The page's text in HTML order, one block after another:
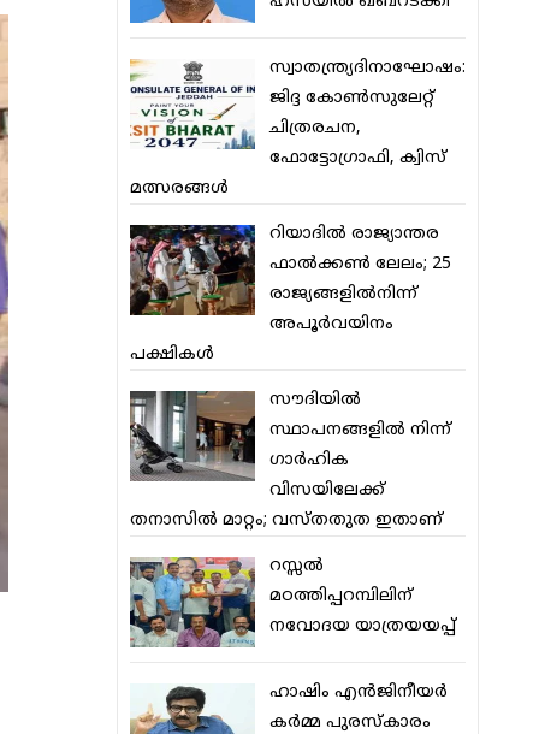
സ്വാതന്ത്ര്യദിനാഘോഷം:
ജിദ്ദ കോണ്‍സുലേറ്റ്
ചിത്രരചന,
ഫോട്ടോഗ്രാഫി, ക്വിസ്
മത്സരങ്ങള്‍
റിയാദില്‍ രാജ്യാന്തര
ഫാല്‍ക്കണ്‍ ലേലം; 25
രാജ്യങ്ങളില്‍നിന്ന്
അപൂര്‍വയിനം
പക്ഷികള്‍
സൗദിയില്‍
സ്ഥാപനങ്ങളില്‍ നിന്ന്
ഗാര്‍ഹിക
വിസയിലേക്ക്
തനാസില്‍ മാറ്റം; വസ്തതുത ഇതാണ്
റസ്സല്‍
മഠത്തിപ്പറമ്പിലിന്
നവോദയ യാത്രയയപ്പ്
ഹാഷിം എന്‍ജിനീയര്‍
കര്‍മ്മ പുരസ്‌കാരം